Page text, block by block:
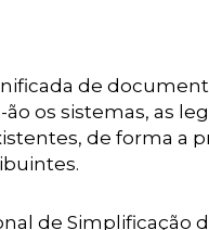
de
os sistemas, as
de forma a
de Simplificação